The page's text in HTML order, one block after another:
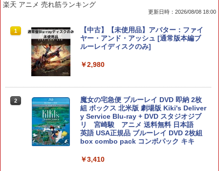
1
(発売日前日出荷)(Switch 2)Minecraft D
ungeons II(新品)(2026年9月30日発売)
2
ミステリーの歩き方2 人魚伝説殺人事
件 Switch2版
￥4,530
1
【ホリ公式】【SONYライセンス商品】
DualSense™ワイヤレスコントローラー
専用充電USBケーブル for PlayStation5
＼10％OFFクーポン／PS5用 冷却ファン
クーリングファン 冷却装置 USBクーラ
ー 外付け 自動冷却ファン 三つファン 急
速冷却 静音 装着簡単 排熱 熱対策 USB
ポート 省スペース 耐久性 プレイステー
方に対応
1
【中古】スーパーダンガンロンパ2 さよ
なら絶望学園 (通常版) - PSP
2
【中古】東京鬼祓師 鴉乃杜學園奇譚 - P
SP
￥418
楽天 アニメ 売れ筋ランキング
更新日時：2026/08/08 18:00
1
【中古】【未使用品】アバター：ファイ
ヤー・アンド・アッシュ [通常版本編ブ
ルーレイディスクのみ]
￥2,980
2
魔女の宅急便 ブルーレイ DVD 即納 2枚
組 ボックス 北米版 劇場版 Kiki's Deliver
y Service Blu-ray + DVD スタジオジブ
リ 宮崎駿 アニメ 送料無料 日本語
英語 USA正規品 ブルーレイ DVD 2枚組
box combo pack コンボパック キキ
￥3,410